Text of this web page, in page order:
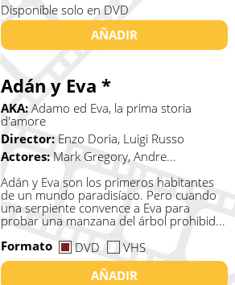
Disponible solo en DVD
AÑADIR
Adán y Eva *
AKA:Adamo ed Eva, la prima storia
d'amore
Director:Enzo Doria, Luigi Russo
Actores: Mark Gregory, Andre...
Adán y Eva son los primeros habitantes
de un mundo paradisíaco. Pero cuando
una serpiente convence a Eva para
probar una manzana del árbol prohibid...
Formato
DVD
VHS
AÑADIR